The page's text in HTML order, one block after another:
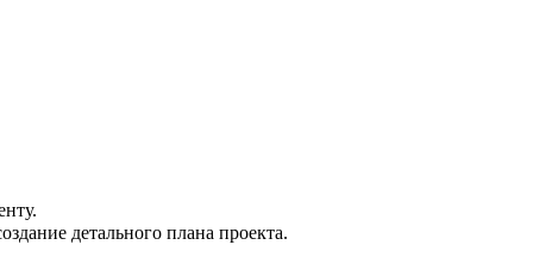
детального плана проекта.